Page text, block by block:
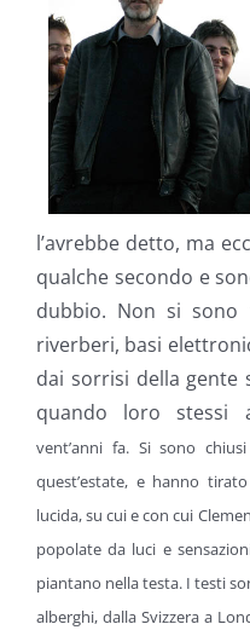
l’avrebbe detto, ma
qualche secondo e
dubbio. Non si
riverberi, basi
dai sorrisi della gente
quando loro stessi
vent’anni fa. Si sono
quest’estate, e hanno
lucida, su cui e con cui
popolate da luci e
piantano nella testa. I testi
alberghi, dalla Svizzera a